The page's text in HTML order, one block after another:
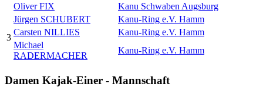
Oliver FIX
Kanu Schwaben Augsburg
3
Jürgen SCHUBERT
Kanu-Ring e.V. Hamm
Carsten NILLIES
Kanu-Ring e.V. Hamm
Michael
RADERMACHER
Kanu-Ring e.V. Hamm
Damen Kajak-Einer - Mannschaft